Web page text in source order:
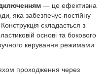
— це ефективна
яка забезпечує постійну
складається з
основі та бокового
керування режимами
проходження через